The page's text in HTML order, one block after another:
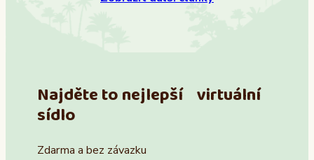
Najděte to nejlepší virtuální
sídlo
Zdarma a bez závazku